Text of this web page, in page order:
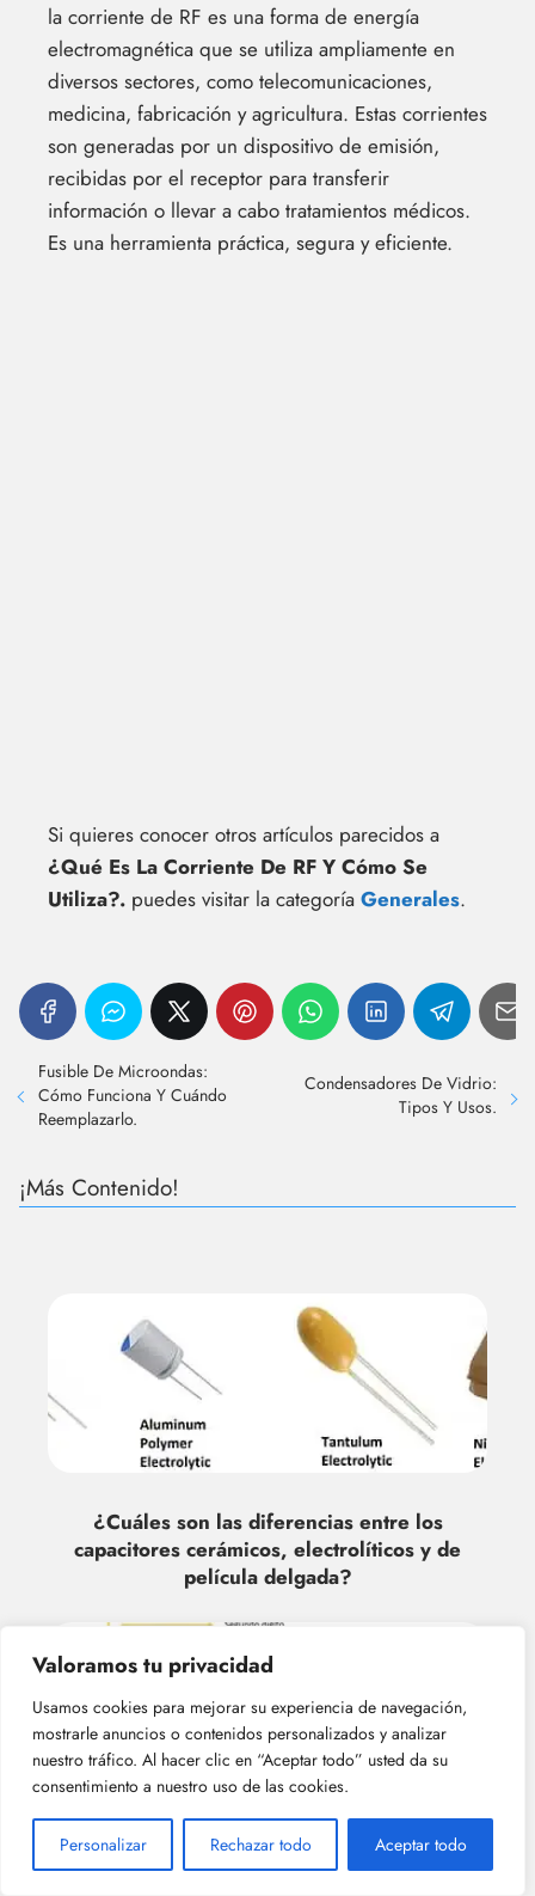
Valoramos tu privacidad
Usamos cookies para mejorar su experiencia de navegación,
mostrarle anuncios o contenidos personalizados y analizar
nuestro tráfico. Al hacer clic en “Aceptar todo” usted da su
consentimiento a nuestro uso de las cookies.
Personalizar Rechazar todo Aceptar todo
la corriente de RF es una forma de energía
electromagnética que se utiliza ampliamente en
diversos sectores, como telecomunicaciones,
medicina, fabricación y agricultura. Estas corrientes
son generadas por un dispositivo de emisión,
recibidas por el receptor para transferir
información o llevar a cabo tratamientos médicos.
Es una herramienta práctica, segura y eficiente.
Si quieres conocer otros artículos parecidos a
¿Qué Es La Corriente De RF Y Cómo Se
Utiliza?. puedes visitar la categoría Generales.
Fusible De Microondas:
Cómo Funciona Y Cuándo
Reemplazarlo.
Condensadores De Vidrio:
Tipos Y Usos.
¡Más Contenido!
¿Cuáles son las diferencias entre los
capacitores cerámicos, electrolíticos y de
película delgada?
¿Qué es un capacitor cerámico?